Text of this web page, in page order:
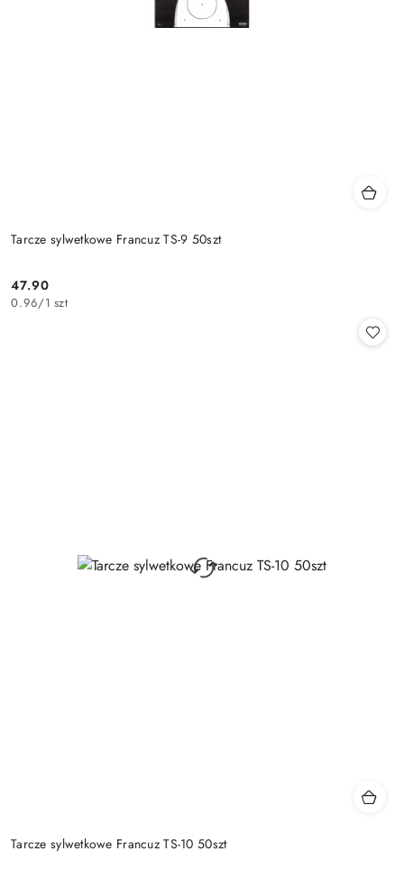
Tarcze sylwetkowe Francuz TS-9 50szt
Cena:
47.90
0.96/1 szt
Tarcze sylwetkowe Francuz TS-10 50szt